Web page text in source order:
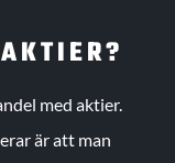
med aktier.
är att man